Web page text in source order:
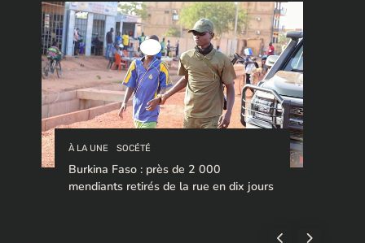
À LA UNE SOCÉTÉ
Burkina Faso : près de 2 000
mendiants retirés de la rue en dix jours